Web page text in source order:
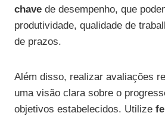
chave de desempenho, que
produtividade, qualidade de
de prazos.
Além disso, realizar avaliações
uma visão clara sobre o
objetivos estabelecidos. Utilize